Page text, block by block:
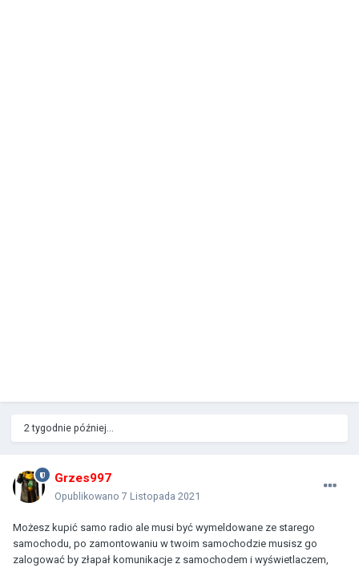
2 tygodnie później...
Grzes997
Opublikowano 7 Listopada 2021
Możesz kupić samo radio ale musi być wymeldowane ze starego
samochodu, po zamontowaniu w twoim samochodzie musisz go
zalogować by złapał komunikacje z samochodem i wyświetlaczem,